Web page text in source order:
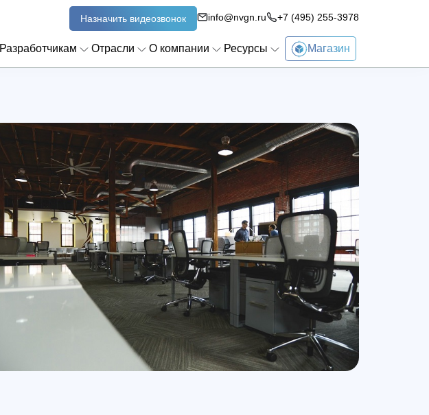
Назначить видеозвонок info@nvgn.ru +7 (495) 255-3978
Разработчикам Отрасли О компании Ресурсы Магазин